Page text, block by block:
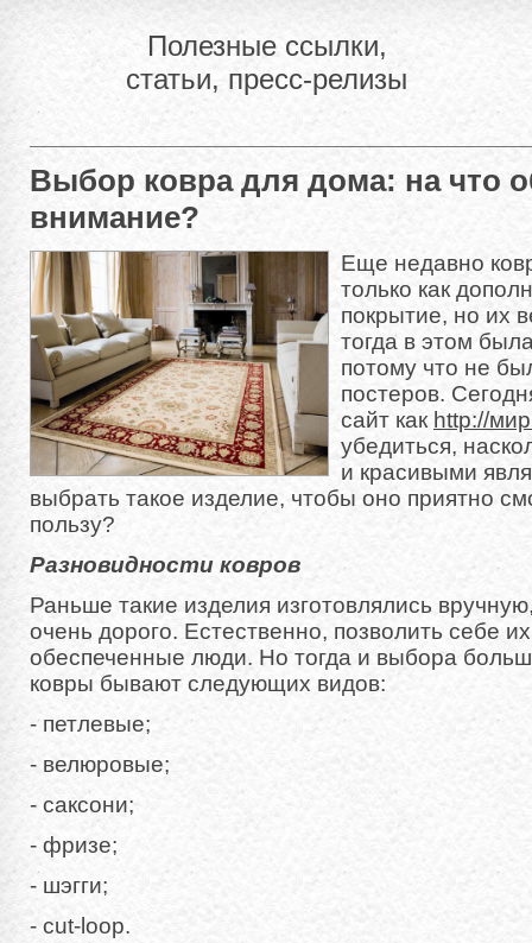
Полезные ссылки,
статьи, пресс-релизы
Выбор ковра для дома: на что
внимание?
Еще недавно
только как
покрытие, но их
тогда в этом
потому что не
постеров.
сайт как http://
убедиться,
и красивыми
выбрать такое изделие, чтобы оно приятно
пользу?
Разновидности ковров
Раньше такие изделия изготовлялись
очень дорого. Естественно, позволить себе
обеспеченные люди. Но тогда и выбора
ковры бывают следующих видов:
- петлевые;
- велюровые;
- саксони;
- фризе;
- шэгги;
- cut-loop.